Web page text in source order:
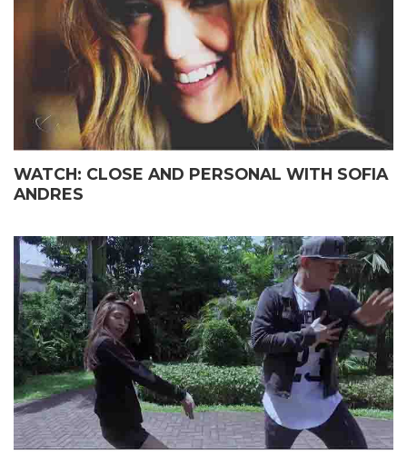
WATCH: CLOSE AND PERSONAL WITH SOFIA
ANDRES